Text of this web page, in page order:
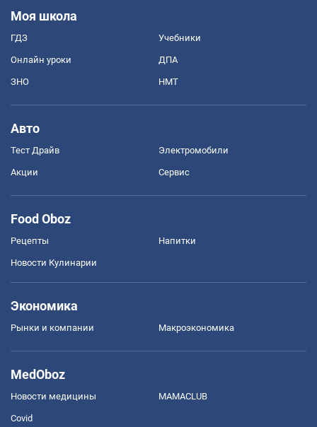
Моя школа
ГДЗ Учебники
Онлайн уроки ДПА
ЗНО НМТ
Авто
Тест Драйв Электромобили
Акции Сервис
Food Oboz
Рецепты Напитки
Новости Кулинарии
Экономика
Рынки и компании Mакроэкономика
MedOboz
Новости медицины MAMACLUB
Covid